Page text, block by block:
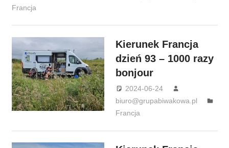
Francja
Kierunek Francja
dzień 93 – 1000 razy
bonjour
2024-06-24
biuro@grupabiwakowa.pl
Francja